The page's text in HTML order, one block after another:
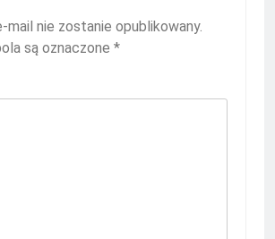
mail nie zostanie opublikowany.
są oznaczone *